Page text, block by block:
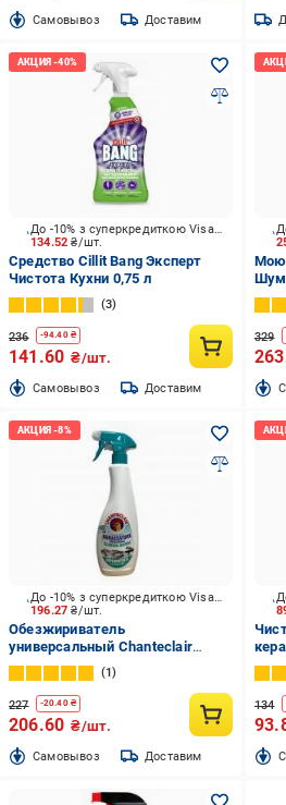
Cамовывоз Доставим
134.52₴/шт.
До -10% з суперкредиткою Visa Вигода
Средство Cillit Bang Эксперт
Чистота Кухни 0,75 л
3
236 -94.40₴
141.60 ₴/шт.
Cамовывоз Доставим
0,75
329
196.27₴/шт.
До -10% з суперкредиткою Visa Вигода
Обезжириватель
универсальный Chanteclair
Sgrassatore Antiodore 0,6 л
1
227 -20.40₴
206.60 ₴/шт.
Cамовывоз Доставим
134